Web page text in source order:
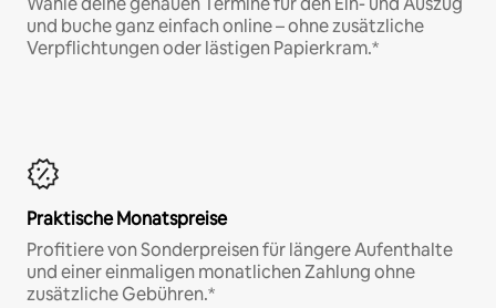
und buche ganz einfach online – ohne zusätzliche
Verpflichtungen oder lästigen Papierkram.*
Praktische Monatspreise
Profitiere von Sonderpreisen für längere Aufenthalte
und einer einmaligen monatlichen Zahlung ohne
zusätzliche Gebühren.*